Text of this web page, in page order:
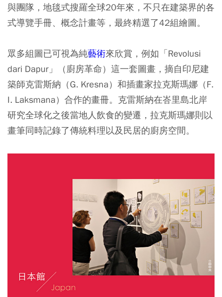
與團隊，地毯式搜羅全球20年來，不只在建築界的各
式導覽手冊、概念計畫等，最終精選了42組繪圖。
眾多組圖已可視為純藝術來欣賞，例如「Revolusi
dari Dapur」（廚房革命）這一套圖畫，摘自印尼建
築師克雷斯納（G. Kresna）和插畫家拉克斯瑪娜（F.
I. Laksmana）合作的畫冊。克雷斯納在峇里島北岸
研究全球化之後當地人飲食的變遷，拉克斯瑪娜則以
畫筆同時記錄了傳統料理以及民居的廚房空間。